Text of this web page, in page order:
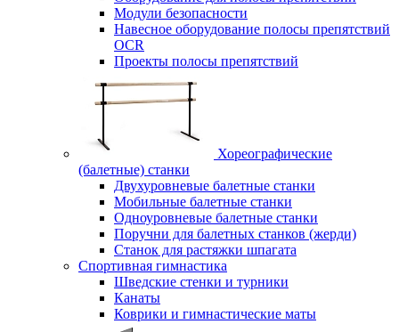
Модули безопасности
Навесное оборудование полосы препятствий
OCR
Проекты полосы препятствий
Хореографические
(балетные) станки
Двухуровневые балетные станки
Мобильные балетные станки
Одноуровневые балетные станки
Поручни для балетных станков (жерди)
Станок для растяжки шпагата
Спортивная гимнастика
Шведские стенки и турники
Канаты
Коврики и гимнастические маты